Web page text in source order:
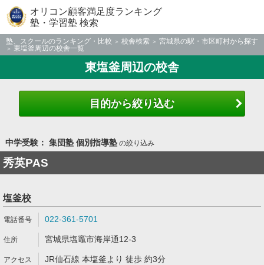
オリコン顧客満足度ランキング
塾・学習塾 検索
塾、スクールのランキング・比較 校舎検索
宮城県の駅・市区町村から探す
東塩釜周辺の校舎一覧
東塩釜周辺の校舎
目的から絞り込む
中学受験： 集団塾 個別指導塾の絞り込み
秀英PAS
塩釜校
022-361-5701
宮城県塩竈市海岸通12-3
JR仙石線 本塩釜より 徒歩 約3分